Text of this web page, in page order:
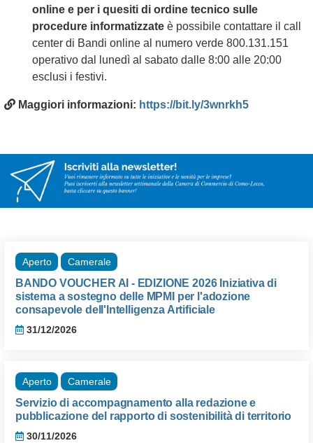
online e per i quesiti di ordine tecnico sulle
procedure informatizzate è possibile contattare il call
center di Bandi online al numero verde 800.131.151
operativo dal lunedì al sabato dalle 8:00 alle 20:00
esclusi i festivi.
Maggiori informazioni: https://bit.ly/3wnrkh5
Aperto Camerale
BANDO VOUCHER AI - EDIZIONE 2026 Iniziativa di
sistema a sostegno delle MPMI per l'adozione
consapevole dell'Intelligenza Artificiale
31/12/2026
Aperto Camerale
Servizio di accompagnamento alla redazione e
pubblicazione del rapporto di sostenibilità di territorio
30/11/2026